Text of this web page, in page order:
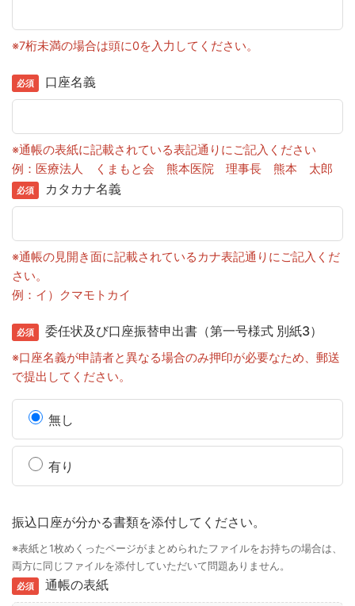
※7桁未満の場合は頭に0を入力してください。
口座名義
※通帳の表紙に記載されている表記通りにご記入ください
例：医療法人 くまもと会 熊本医院 理事長 熊本 太郎
カタカナ名義
※通帳の見開き面に記載されているカナ表記通りにご記入くだ
さい。
例：イ）クマモトカイ
委任状及び口座振替申出書（第一号様式 別紙3）
※口座名義が申請者と異なる場合のみ押印が必要なため、郵送
で提出してください。
無し
有り
振込口座が分かる書類を添付してください。
※表紙と1枚めくったページがまとめられたファイルをお持ちの場合は、
両方に同じファイルを添付していただいて問題ありません。
通帳の表紙